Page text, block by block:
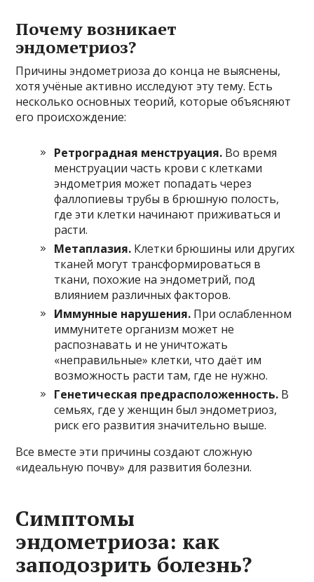
Почему возникает
эндометриоз?
Причины эндометриоза до конца не выяснены,
хотя учёные активно исследуют эту тему. Есть
несколько основных теорий, которые объясняют
его происхождение:
Ретроградная менструация. Во время
менструации часть крови с клетками
эндометрия может попадать через
фаллопиевы трубы в брюшную полость,
где эти клетки начинают приживаться и
расти.
Метаплазия. Клетки брюшины или других
тканей могут трансформироваться в
ткани, похожие на эндометрий, под
влиянием различных факторов.
Иммунные нарушения. При ослабленном
иммунитете организм может не
распознавать и не уничтожать
«неправильные» клетки, что даёт им
возможность расти там, где не нужно.
Генетическая предрасположенность. В
семьях, где у женщин был эндометриоз,
риск его развития значительно выше.
Все вместе эти причины создают сложную
«идеальную почву» для развития болезни.
Симптомы
эндометриоза: как
заподозрить болезнь?